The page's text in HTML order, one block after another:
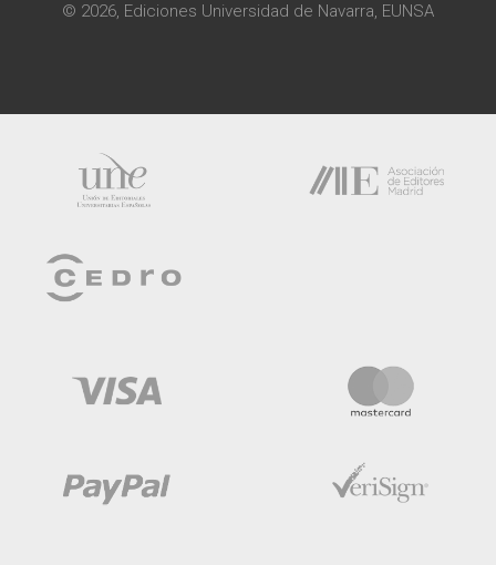
© 2026, Ediciones Universidad de Navarra, EUNSA